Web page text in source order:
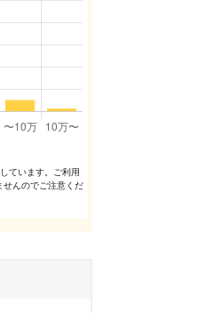
ています。ご利⽤
せんのでご注意くだ